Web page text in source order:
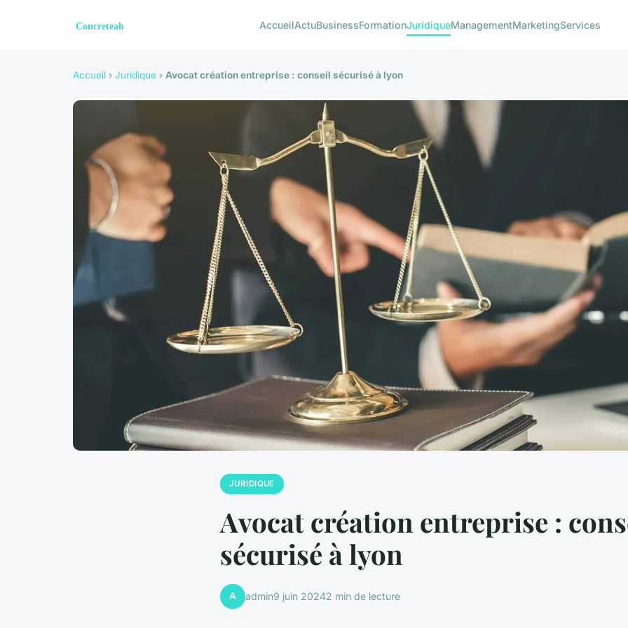
AccueilActuBusinessFormationJuridiqueManagementMarketingServices
Accueil › Juridique › Avocat création entreprise : conseil sécurisé à lyon
JURIDIQUE
Avocat création entreprise :
sécurisé à lyon
A admin9 juin 20242 min de lecture